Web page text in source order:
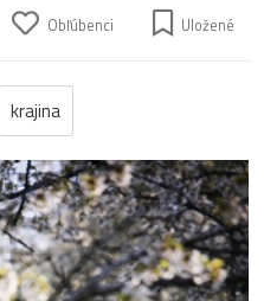
Obľúbenci Uložené
krajina